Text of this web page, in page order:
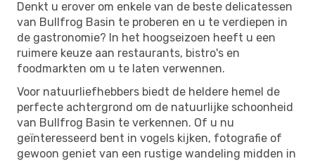
Denkt u erover om enkele van de beste delicatessen
van Bullfrog Basin te proberen en u te verdiepen in
de gastronomie? In het hoogseizoen heeft u een
ruimere keuze aan restaurants, bistro's en
foodmarkten om u te laten verwennen.
Voor natuurliefhebbers biedt de heldere hemel de
perfecte achtergrond om de natuurlijke schoonheid
van Bullfrog Basin te verkennen. Of u nu
geïnteresseerd bent in vogels kijken, fotografie of
gewoon geniet van een rustige wandeling midden in